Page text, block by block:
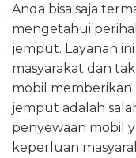
Anda bisa saja
mengetahui
jemput. Layanan
masyarakat dan
mobil memberikan
jemput adalah
penyewaan mobil
keperluan